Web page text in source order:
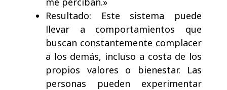
Resultado: Este sistema puede
llevar a comportamientos que
buscan constantemente complacer
a los demás, incluso a costa de los
propios valores o bienestar. Las
personas pueden experimentar